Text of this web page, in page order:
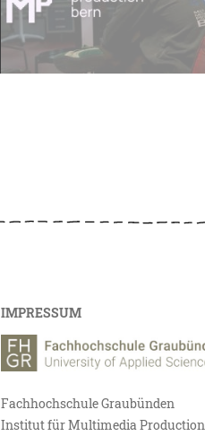
IMPRESSUM
Fachhochschule Graubünden
Institut für Multimedia Production